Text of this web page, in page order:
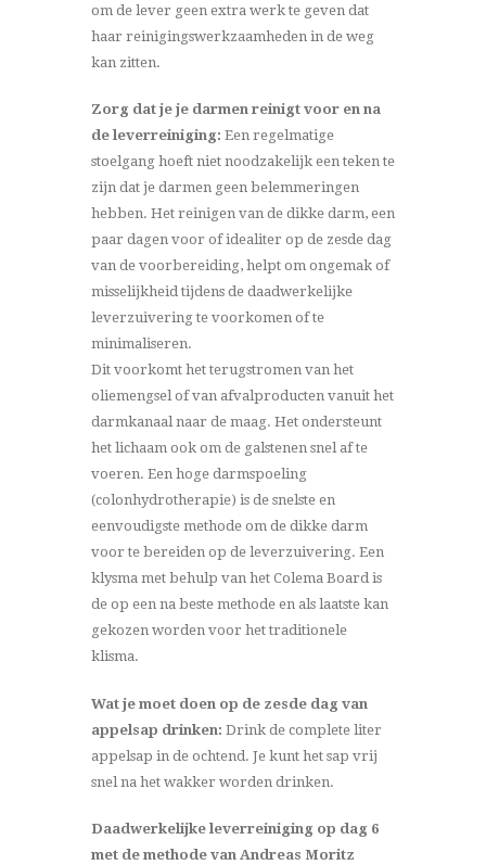
om de lever geen extra werk te geven dat
haar reinigingswerkzaamheden in de weg
kan zitten.
Zorg dat je je darmen reinigt voor en na
de leverreiniging: Een regelmatige
stoelgang hoeft niet noodzakelijk een teken te
zijn dat je darmen geen belemmeringen
hebben. Het reinigen van de dikke darm, een
paar dagen voor of idealiter op de zesde dag
van de voorbereiding, helpt om ongemak of
misselijkheid tijdens de daadwerkelijke
leverzuivering te voorkomen of te
minimaliseren.
Dit voorkomt het terugstromen van het
oliemengsel of van afvalproducten vanuit het
darmkanaal naar de maag. Het ondersteunt
het lichaam ook om de galstenen snel af te
voeren. Een hoge darmspoeling
(colonhydrotherapie) is de snelste en
eenvoudigste methode om de dikke darm
voor te bereiden op de leverzuivering. Een
klysma met behulp van het Colema Board is
de op een na beste methode en als laatste kan
gekozen worden voor het traditionele
klisma.
Wat je moet doen op de zesde dag van
appelsap drinken: Drink de complete liter
appelsap in de ochtend. Je kunt het sap vrij
snel na het wakker worden drinken.
Daadwerkelijke leverreiniging op dag 6
met de methode van Andreas Moritz